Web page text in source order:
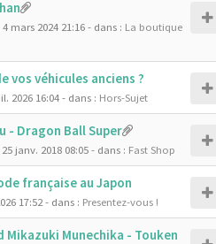
mars 2024 21:16- dans : La boutique
vos véhicules anciens ?
2026 16:04- dans : Hors-Sujet
- Dragon Ball Super
janv. 2018 08:05- dans : Fast Shop
française au Japon
17:52- dans : Presentez-vous !
Munechika - Touken